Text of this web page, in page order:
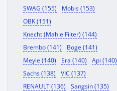
SWAG (155)
Mobis (153)
OBK (151)
Knecht (Mahle Filter) (144)
Brembo (141)
Boge (141)
Meyle (140)
Era (140)
Api (140)
Sachs (138)
VIC (137)
RENAULT (136)
Sangsin (135)